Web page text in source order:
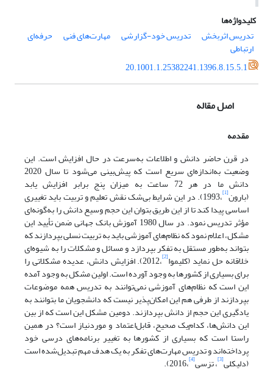
کلیدواژه‌ها
تدریس اثربخش
تدریس خود-گزارشی مهارت‌های فنی حرفه‌ای
ارتباطی
20.1001.1.25382241.1396.8.15.5.1
اصل مقاله
مقدمه
در قرن حاضر دانش و اطلاعات به‌سرعت در حال افزایش است. این
وضعیت به‌اندازه‌ای سریع است که پیش‌بینی می‌شود تا سال 2020
دانش ما در هر 72 ساعت به میزان پنج برابر افزایش یابد
(بارون[1] ،1993). در این شرایط بی‌شک نقش تعلیم و تربیت باید تغییری
اساسی پیدا کند تا از این طریق بتوان این حجم وسیع دانش را به‌گونه‌ای
مؤثر تدریس نمود. در سال 1980 آموزش بانک جهانی ضمن تأیید این
مشکل، اعلام نمود که نظام‌های آموزشی باید به تربیت نسلی بپردازند که
بتواند به‌طور مستقل به تفکر بپردازد و مسائل و مشکلات را به شیوه‌ای
خلاقانه حل نماید (کلیموا[2] ،2012). افزایش دانش، عدیده مشکلاتی را
برای بسیاری از کشورها به وجود آورده است. اولین مشکل به وجود آمده
این است که نظام‌های آموزشی نمی‌توانند به تدریس همه موضوعات
بپردازند از طرفی هم این امکان‌پذیر نیست که دانشجویان ما بتوانند به
یادگیری این حجم از دانش بپردازند. دومین مشکل این است که از بین
این دانش‌ها، کدام‌یک صحیح، قابل‌اعتماد و موردنیاز است؟ در همین
راستا است که بسیاری از کشورها به تغییر برنامه‌های درسی خود
پرداخته‌اند و تدریس مهارت‌های تفکر به یک هدف مهم تبدیل‌شده است
(دلیکلی[3] ، تزسی[4] ،2016).